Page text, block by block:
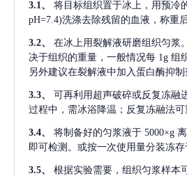
3.1、
将目标组织置于冰上，用预冷
pH=7.4)洗涤去除残留的血液，称重后
3.2、
在冰上用裂解液研磨组织匀浆
决于组织的重量，一般情况每 1g 组
另外建议在裂解液中加入蛋白酶抑制
3.3、 可再利用超声破碎或反复冻融
过程中，需冰浴降温；反复冻融法可
3.4、 将制备好的匀浆液于 5000×g
即可检测。或按一次使用量分装冻存
3.5、 根据实验需要，组织匀浆样本